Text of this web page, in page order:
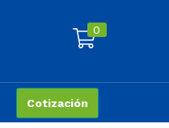
0
Cotización